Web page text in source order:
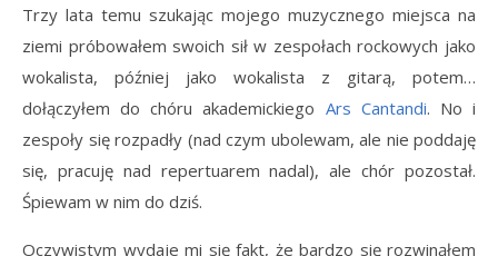
Trzy lata temu szukając mojego muzycznego miejsca na
ziemi próbowałem swoich sił w zespołach rockowych jako
wokalista, później jako wokalista z gitarą, potem…
dołączyłem do chóru akademickiego Ars Cantandi. No i
zespoły się rozpadły (nad czym ubolewam, ale nie poddaję
się, pracuję nad repertuarem nadal), ale chór pozostał.
Śpiewam w nim do dziś.
Oczywistym wydaje mi się fakt, że bardzo się rozwinąłem